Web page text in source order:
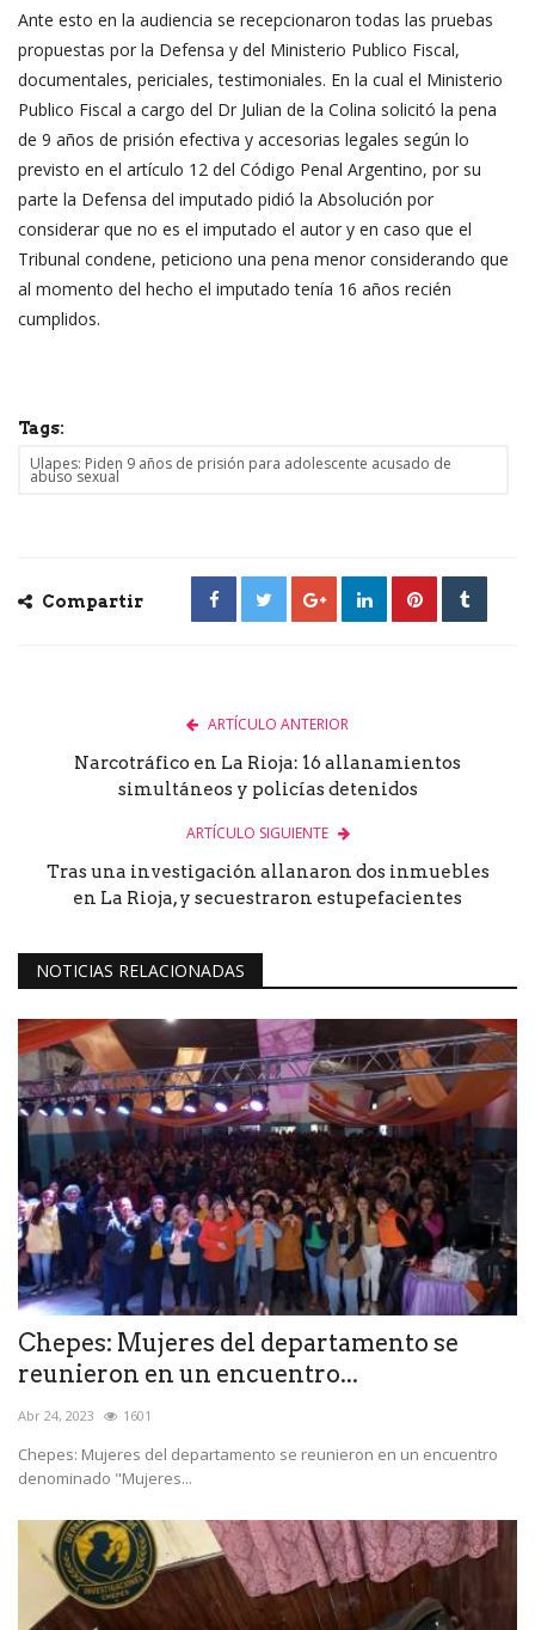
Ante esto en la audiencia se recepcionaron todas las pruebas
propuestas por la Defensa y del Ministerio Publico Fiscal,
documentales, periciales, testimoniales. En la cual el Ministerio
Publico Fiscal a cargo del Dr Julian de la Colina solicitó la pena
de 9 años de prisión efectiva y accesorias legales según lo
previsto en el artículo 12 del Código Penal Argentino, por su
parte la Defensa del imputado pidió la Absolución por
considerar que no es el imputado el autor y en caso que el
Tribunal condene, peticiono una pena menor considerando que
al momento del hecho el imputado tenía 16 años recién
cumplidos.
Tags:
Ulapes: Piden 9 años de prisión para adolescente acusado de
abuso sexual
Compartir
ARTÍCULO ANTERIOR
Narcotráfico en La Rioja: 16 allanamientos
simultáneos y policías detenidos
ARTÍCULO SIGUIENTE
Tras una investigación allanaron dos inmuebles
en La Rioja, y secuestraron estupefacientes
NOTICIAS RELACIONADAS
Chepes: Mujeres del departamento se
reunieron en un encuentro...
Abr 24, 2023 1601
Chepes: Mujeres del departamento se reunieron en un encuentro
denominado "Mujeres...